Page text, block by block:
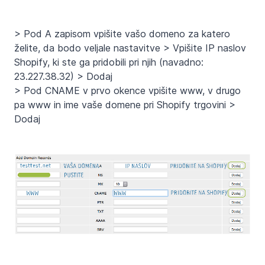
> Pod A zapisom vpišite vašo domeno za katero
želite, da bodo veljale nastavitve > Vpišite IP naslov
Shopify, ki ste ga pridobili pri njih (navadno:
23.227.38.32) > Dodaj
> Pod CNAME v prvo okence vpišite www, v drugo
pa www in ime vaše domene pri Shopify trgovini >
Dodaj